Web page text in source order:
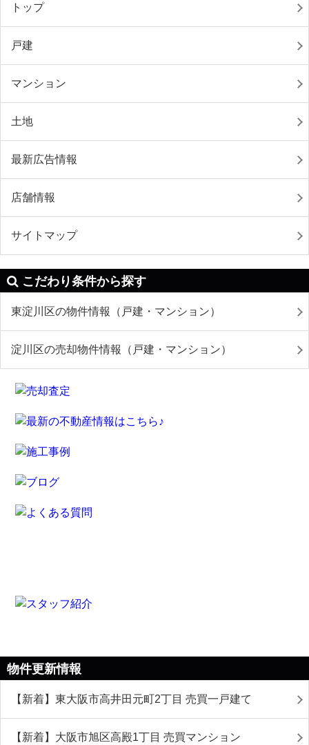
トップ
戸建
マンション
土地
最新広告情報
店舗情報
サイトマップ
こだわり条件から探す
東淀川区の物件情報（戸建・マンション）
淀川区の売却物件情報（戸建・マンション）
物件更新情報
【新着】東大阪市高井田元町2丁目 売買一戸建て
【新着】大阪市旭区高殿1丁目 売買マンション